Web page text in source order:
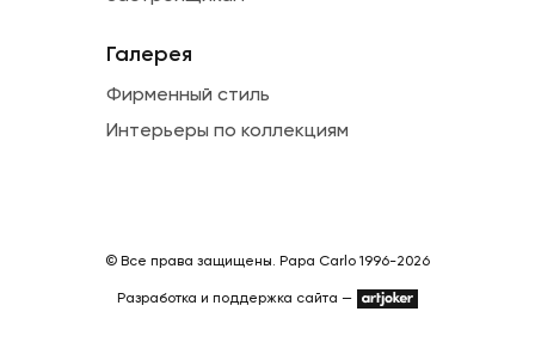
Галерея
Фирменный стиль
Интерьеры по коллекциям
© Все права защищены. Papa Carlo 1996-2026
Разработка и поддержка сайта —